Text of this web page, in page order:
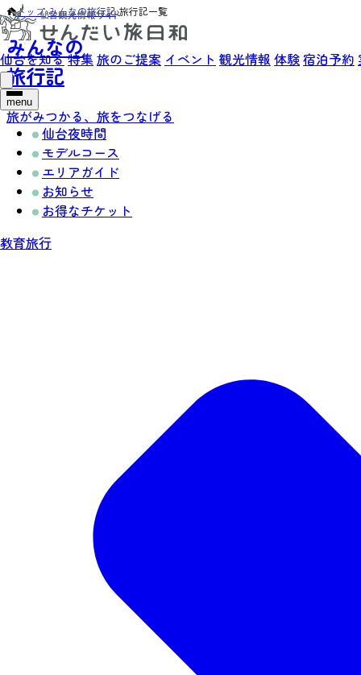
仙台を知る特集旅のご提案 イベント 観光情報 体験宿泊予約
menu
仙台夜時間
モデルコース
エリアガイド
お知らせ
お得なチケット
教育旅行
トップ›みんなの旅行記›旅行記一覧
みんなの
旅行記
旅がみつかる、旅をつなげる